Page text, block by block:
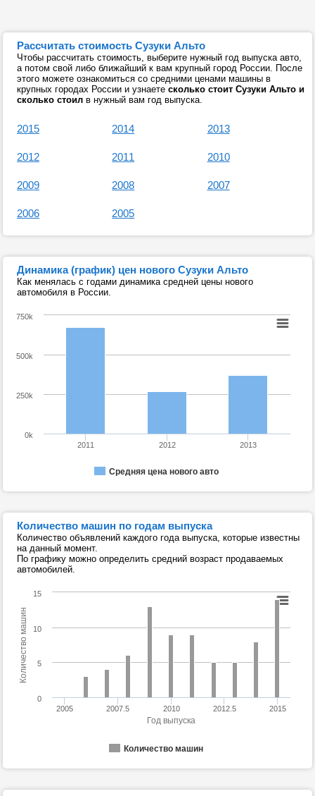
Рассчитать стоимость Сузуки Альто
Чтобы рассчитать стоимость, выберите нужный год выпуска авто,
а потом свой либо ближайший к вам крупный город России. После
этого можете ознакомиться со средними ценами машины в
крупных городах России и узнаете сколько стоит Сузуки Альто и
сколько стоил в нужный вам год выпуска.
2015 2014 2013
2012 2011 2010
2009 2008 2007
2006 2005
Динамика (график) цен нового Сузуки Альто
Как менялась с годами динамика средней цены нового
автомобиля в России.
Средняя цена нового авто
2011 2012 2013
0k
250k
500k
750k
Количество машин по годам выпуска
Количество объявлений каждого года выпуска, которые известны
на данный момент.
По графику можно определить средний возраст продаваемых
автомобилей.
Год выпуска
Количество машин
Количество машин
2005 2007.5 2010 2012.5 2015
0
5
10
15